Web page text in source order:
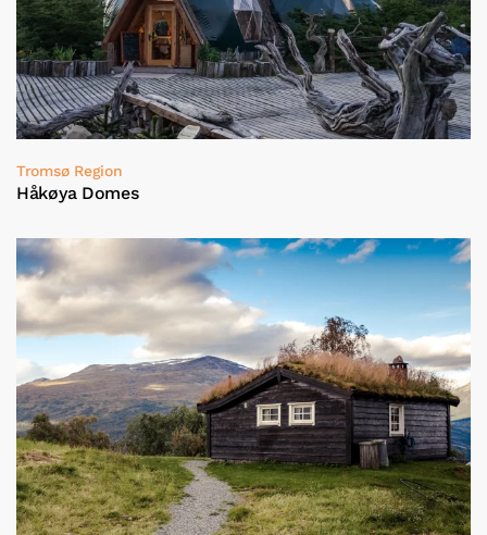
Tromsø Region
Håkøya Domes